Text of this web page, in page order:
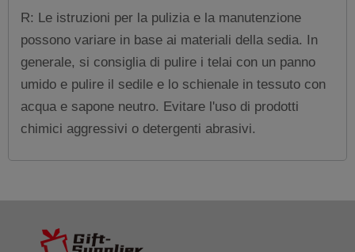
R: Le istruzioni per la pulizia e la manutenzione
possono variare in base ai materiali della sedia. In
generale, si consiglia di pulire i telai con un panno
umido e pulire il sedile e lo schienale in tessuto con
acqua e sapone neutro. Evitare l'uso di prodotti
chimici aggressivi o detergenti abrasivi.